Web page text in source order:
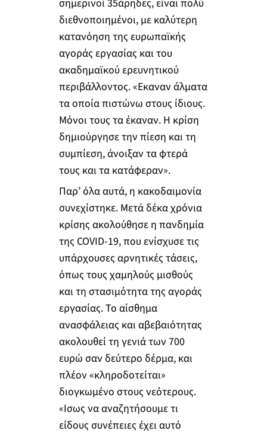
σημερινοί 35άρηδες, είναι πολύ
διεθνοποιημένοι, με καλύτερη
κατανόηση της ευρωπαϊκής
αγοράς εργασίας και του
ακαδημαϊκού ερευνητικού
περιβάλλοντος. «Εκαναν άλματα
τα οποία πιστώνω στους ίδιους.
Μόνοι τους τα έκαναν. Η κρίση
δημιούργησε την πίεση και τη
συμπίεση, άνοιξαν τα φτερά
τους και τα κατάφεραν».
Παρ’ όλα αυτά, η κακοδαιμονία
συνεχίστηκε. Μετά δέκα χρόνια
κρίσης ακολούθησε η πανδημία
της COVID-19, που ενίσχυσε τις
υπάρχουσες αρνητικές τάσεις,
όπως τους χαμηλούς μισθούς
και τη στασιμότητα της αγοράς
εργασίας. Το αίσθημα
ανασφάλειας και αβεβαιότητας
ακολουθεί τη γενιά των 700
ευρώ σαν δεύτερο δέρμα, και
πλέον «κληροδοτείται»
διογκωμένο στους νεότερους.
«Ισως να αναζητήσουμε τι
είδους συνέπειες έχει αυτό